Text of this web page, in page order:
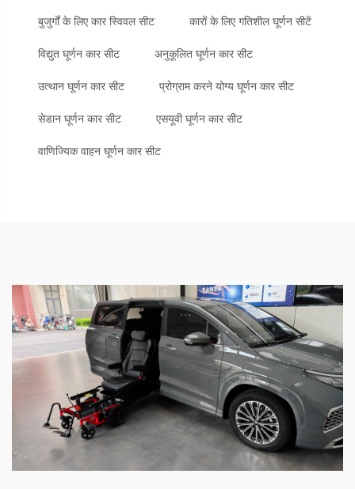
बुजुर्गों के लिए कार स्विवल सीट कारों के लिए गतिशील घूर्णन सीटें
विद्युत घूर्णन कार सीट अनुकूलित घूर्णन कार सीट
उत्थान घूर्णन कार सीट प्रोग्राम करने योग्य घूर्णन कार सीट
सेडान घूर्णन कार सीट एसयूवी घूर्णन कार सीट
वाणिज्यिक वाहन घूर्णन कार सीट